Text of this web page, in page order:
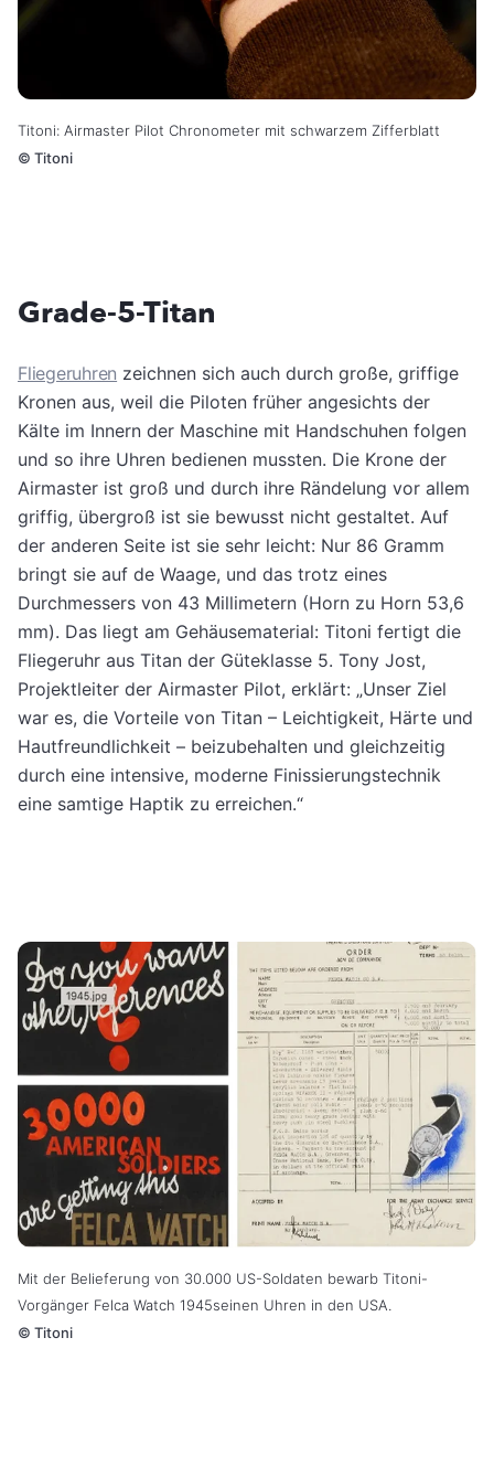
Titoni: Airmaster Pilot Chronometer mit schwarzem Zifferblatt
© Titoni
Grade-5-Titan
Fliegeruhren zeichnen sich auch durch große, griffige
Kronen aus, weil die Piloten früher angesichts der
Kälte im Innern der Maschine mit Handschuhen folgen
und so ihre Uhren bedienen mussten. Die Krone der
Airmaster ist groß und durch ihre Rändelung vor allem
griffig, übergroß ist sie bewusst nicht gestaltet. Auf
der anderen Seite ist sie sehr leicht: Nur 86 Gramm
bringt sie auf de Waage, und das trotz eines
Durchmessers von 43 Millimetern (Horn zu Horn 53,6
mm). Das liegt am Gehäusematerial: Titoni fertigt die
Fliegeruhr aus Titan der Güteklasse 5. Tony Jost,
Projektleiter der Airmaster Pilot, erklärt: „Unser Ziel
war es, die Vorteile von Titan – Leichtigkeit, Härte und
Hautfreundlichkeit – beizubehalten und gleichzeitig
durch eine intensive, moderne Finissierungstechnik
eine samtige Haptik zu erreichen.“
Mit der Belieferung von 30.000 US-Soldaten bewarb Titoni-
Vorgänger Felca Watch 1945seinen Uhren in den USA.
© Titoni